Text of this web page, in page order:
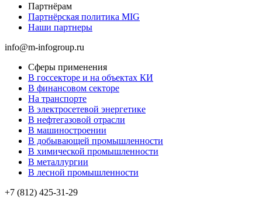
Партнёрам
Партнёрская политика MIG
Наши партнеры
info@m-infogroup.ru
Сферы применения
В госсекторе и на объектах КИ
В финансовом секторе
На транспорте
В электросетевой энергетике
В нефтегазовой отрасли
В машиностроении
В добывающей промышленности
В химической промышленности
В металлургии
В лесной промышленности
+7 (812) 425-31-29